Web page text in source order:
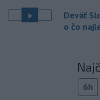
Deväť
o čo
6h